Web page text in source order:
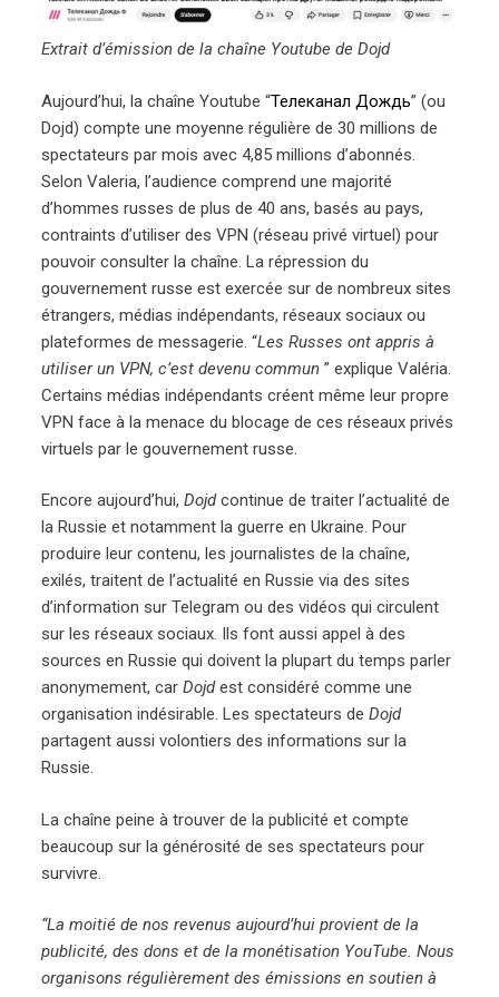
Extrait d’émission de la chaîne Youtube de Dojd
Aujourd’hui, la chaîne Youtube “Телеканал Дождь” (ou
Dojd) compte une moyenne régulière de 30 millions de
spectateurs par mois avec 4,85 millions d’abonnés.
Selon Valeria, l’audience comprend une majorité
d’hommes russes de plus de 40 ans, basés au pays,
contraints d’utiliser des VPN (réseau privé virtuel) pour
pouvoir consulter la chaîne. La répression du
gouvernement russe est exercée sur de nombreux sites
étrangers, médias indépendants, réseaux sociaux ou
plateformes de messagerie. “Les Russes ont appris à
utiliser un VPN, c’est devenu commun” explique Valéria.
Certains médias indépendants créent même leur propre
VPN face à la menace du blocage de ces réseaux privés
virtuels par le gouvernement russe.
Encore aujourd’hui,Dojdcontinue de traiter l’actualité de
la Russie et notamment la guerre en Ukraine. Pour
produire leur contenu, les journalistes de la chaîne,
exilés, traitent de l’actualité en Russie via des sites
d’information sur Telegram ou des vidéos qui circulent
sur les réseaux sociaux. Ils font aussi appel à des
sources en Russie qui doivent la plupart du temps parler
anonymement, carDojdest considéré comme une
organisation indésirable. Les spectateurs deDojd
partagent aussi volontiers des informations sur la
Russie.
La chaîne peine à trouver de la publicité et compte
beaucoup sur la générosité de ses spectateurs pour
survivre.
“La moitié de nos revenus aujourd’hui provient de la
publicité, des dons et de la monétisation YouTube. Nous
organisons régulièrement des émissions en soutien à